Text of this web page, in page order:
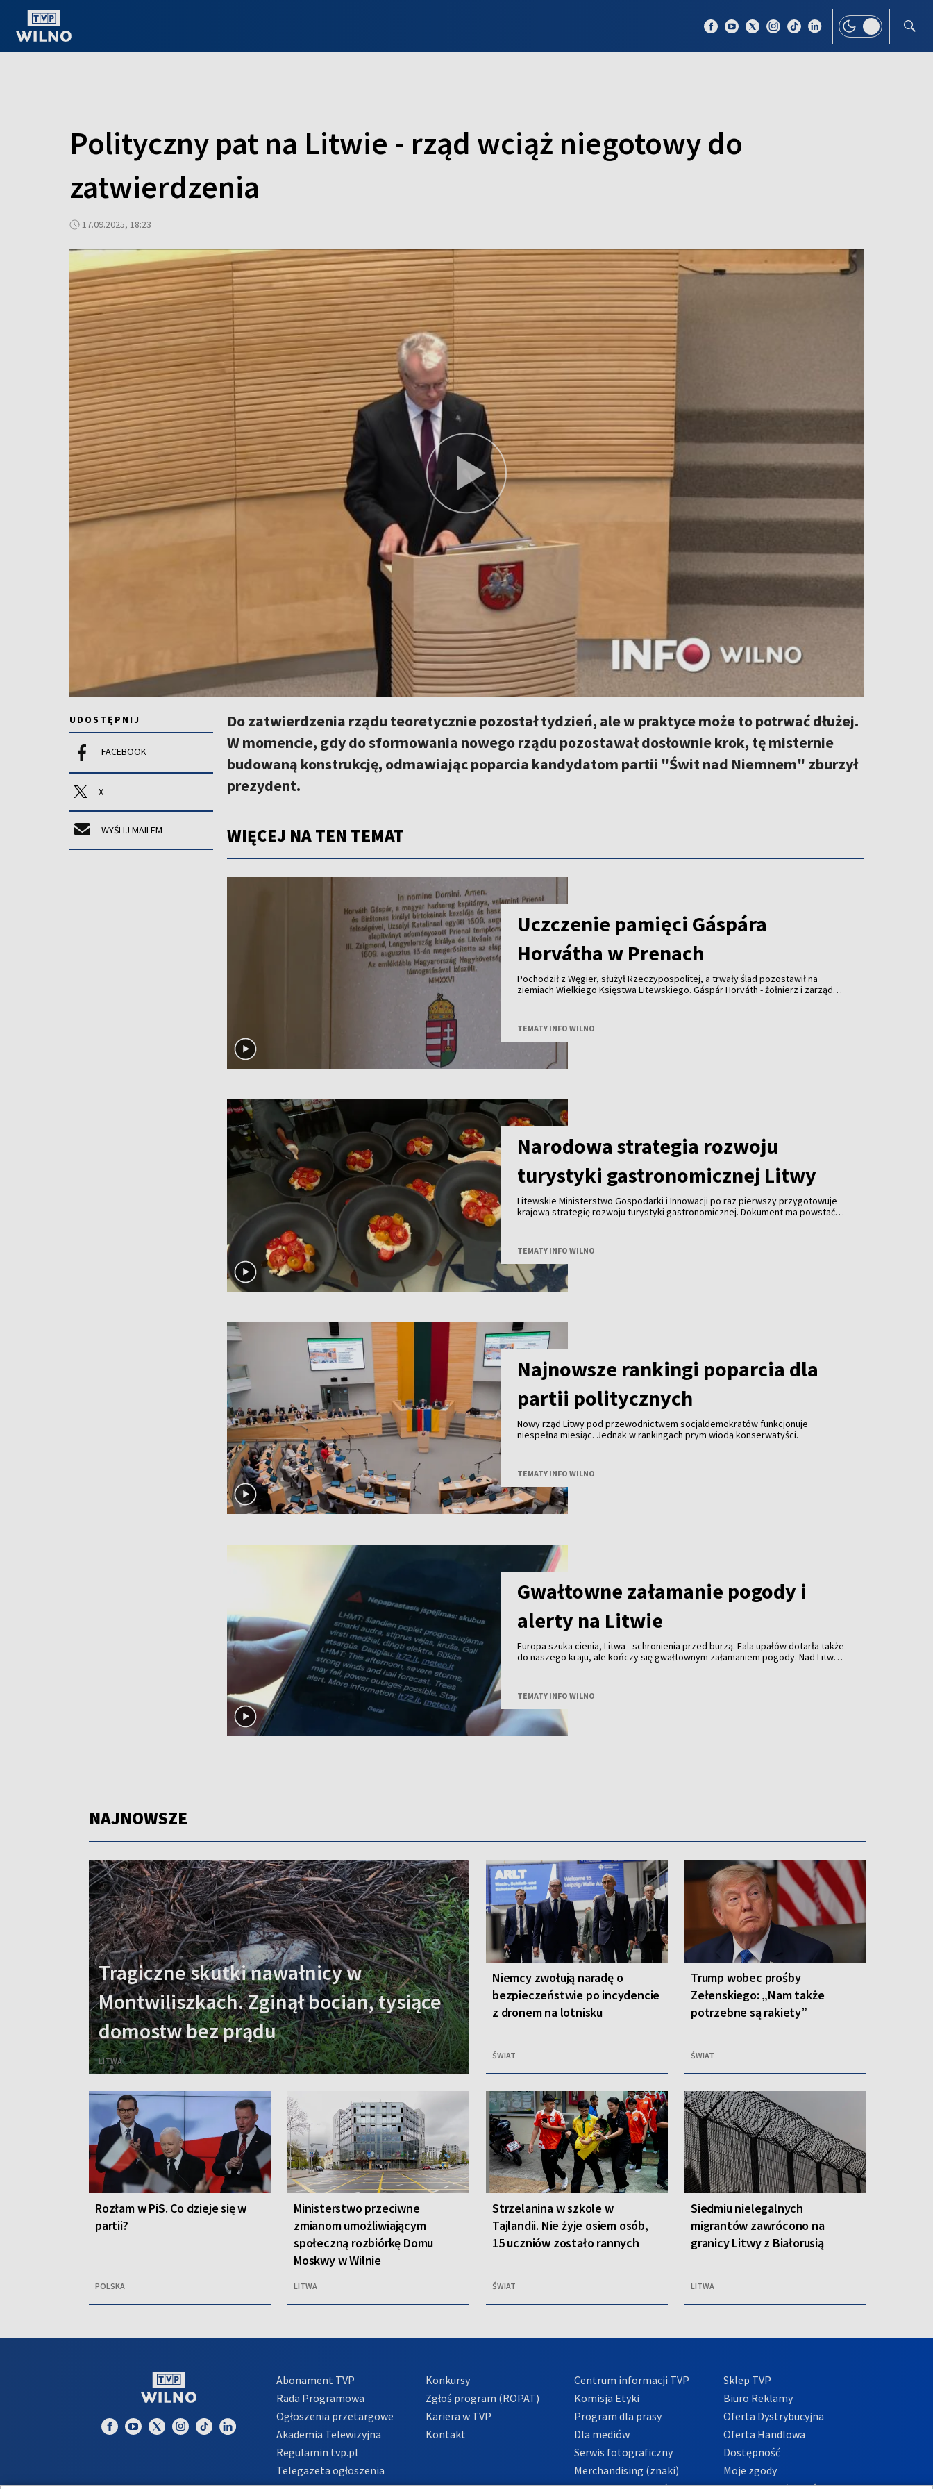
Polityczny pat na Litwie - rząd wciąż niegotowy do
zatwierdzenia
17.09.2025, 18:23
UDOSTĘPNIJ
FACEBOOK
X
WYŚLIJ MAILEM
Do zatwierdzenia rządu teoretycznie pozostał tydzień, ale w praktyce może to potrwać dłużej.
W momencie, gdy do sformowania nowego rządu pozostawał dosłownie krok, tę misternie
budowaną konstrukcję, odmawiając poparcia kandydatom partii "Świt nad Niemnem" zburzył
prezydent.
WIĘCEJ NA TEN TEMAT
Uczczenie pamięci Gáspára
Horvátha w Prenach
Pochodził z Węgier, służył Rzeczypospolitej, a trwały ślad pozostawił na
ziemiach Wielkiego Księstwa Litewskiego. Gáspár Horváth - żołnierz i zarządca
Polski i Węgier.
TEMATY INFO WILNO
Narodowa strategia rozwoju
turystyki gastronomicznej Litwy
Litewskie Ministerstwo Gospodarki i Innowacji po raz pierwszy przygotowuje
krajową strategię rozwoju turystyki gastronomicznej. Dokument ma powstać
gałęzi litewskiej turystyki, zwiększenie jej konkurencyjności i promocja kraju za
granicą.
TEMATY INFO WILNO
Najnowsze rankingi poparcia dla
partii politycznych
Nowy rząd Litwy pod przewodnictwem socjaldemokratów funkcjonuje
niespełna miesiąc. Jednak w rankingach prym wiodą konserwatyści.
TEMATY INFO WILNO
Gwałtowne załamanie pogody i
alerty na Litwie
Europa szuka cienia, Litwa - schronienia przed burzą. Fala upałów dotarła także
do naszego kraju, ale kończy się gwałtownym załamaniem pogody. Nad Litwą
TEMATY INFO WILNO
NAJNOWSZE
Tragiczne skutki nawałnicy w
Montwiliszkach. Zginął bocian, tysiące
domostw bez prądu
LITWA
Niemcy zwołują naradę o
bezpieczeństwie po incydencie
z dronem na lotnisku
ŚWIAT
Trump wobec prośby
Zełenskiego: „Nam także
potrzebne są rakiety”
ŚWIAT
Rozłam w PiS. Co dzieje się w
partii?
POLSKA
Ministerstwo przeciwne
zmianom umożliwiającym
społeczną rozbiórkę Domu
Moskwy w Wilnie
LITWA
Strzelanina w szkole w
Tajlandii. Nie żyje osiem osób,
15 uczniów zostało rannych
ŚWIAT
Siedmiu nielegalnych
migrantów zawrócono na
granicy Litwy z Białorusią
LITWA
Abonament TVP
Rada Programowa
Ogłoszenia przetargowe
Akademia Telewizyjna
Regulamin tvp.pl
Telegazeta ogłoszenia
Konkursy
Zgłoś program (ROPAT)
Kariera w TVP
Kontakt
Centrum informacji TVP
Komisja Etyki
Program dla prasy
Dla mediów
Serwis fotograficzny
Merchandising (znaki)
Sklep TVP
Biuro Reklamy
Oferta Dystrybucyjna
Oferta Handlowa
Dostępność
Moje zgody